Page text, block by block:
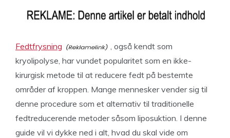
Fedtfrysning
, også kendt som
kryolipolyse, har vundet popularitet som en ikke-
kirurgisk metode til at reducere fedt på bestemte
områder af kroppen. Mange mennesker vender sig til
denne procedure som et alternativ til traditionelle
fedtreducerende metoder såsom liposuktion. I denne
guide vil vi dykke ned i alt, hvad du skal vide om